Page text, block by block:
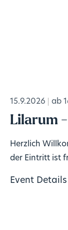
15.9.2026 ab
Lilarum
Herzlich
der Eintritt ist
Event